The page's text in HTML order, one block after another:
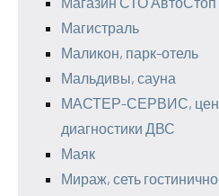
Магистраль
Маликон, парк-отель
Мальдивы, сауна
МАСТЕР-СЕРВИС,
диагностики ДВС
Маяк
Мираж, сеть